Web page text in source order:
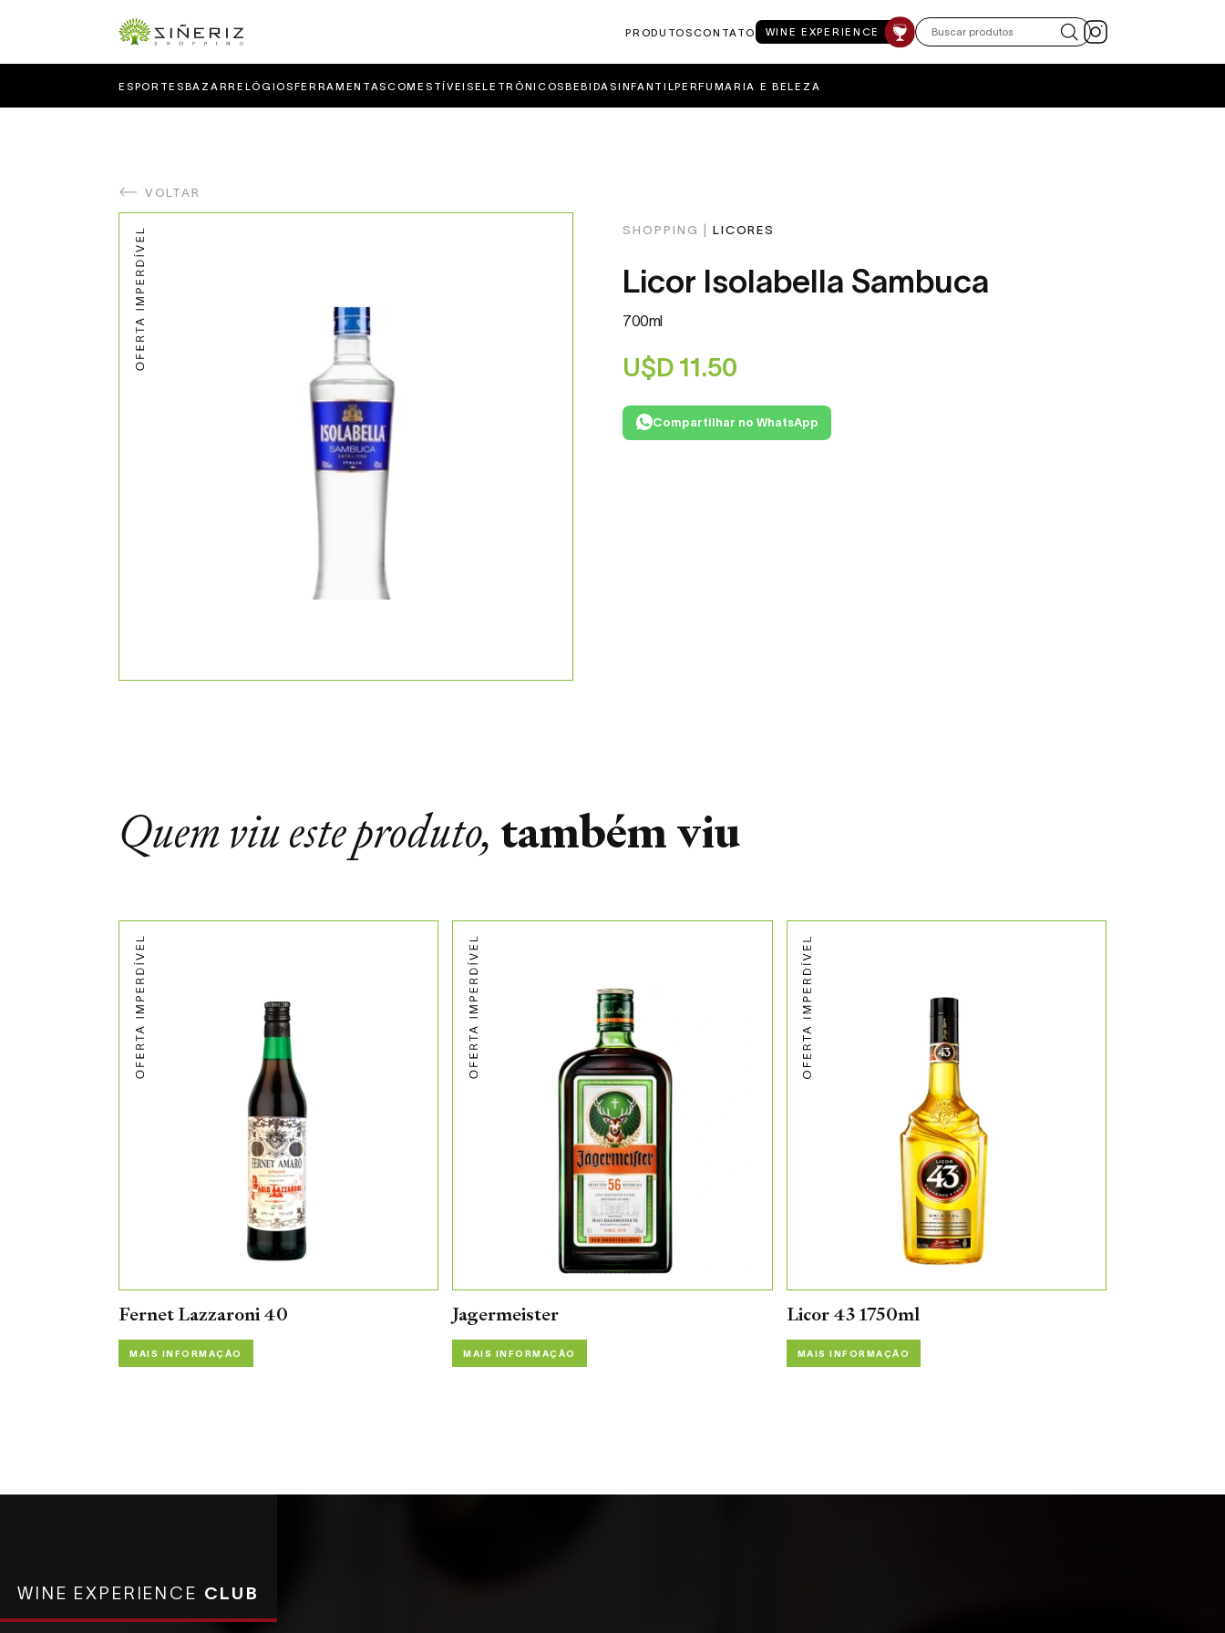
PRODUTOS
ESPORTESBAZARRELÓGIOSFERRAMENTASCOMESTÍVEISELETRÔNICOSBEBIDASINFANTILPERFUMARIA E BELEZA
CONTATO WINE EXPERIENCE
VOLTAR
SHOPPING | LICORES
Licor Isolabella Sambuca
700ml
U$D11.50
Compartilhar no WhatsApp
Quem viu este produto,também viu
Fernet Lazzaroni 40
MAIS INFORMAÇÃO
Jagermeister
MAIS INFORMAÇÃO
Licor 43 1750ml
MAIS INFORMAÇÃO
WINE EXPERIENCE CLUB